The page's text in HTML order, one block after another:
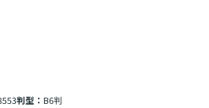
判型：B6判